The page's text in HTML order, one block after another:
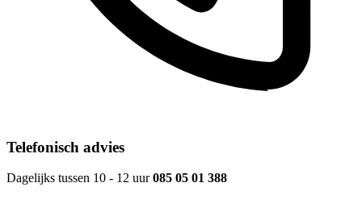
Telefonisch advies
Dagelijks tussen 10 - 12 uur085 05 01 388